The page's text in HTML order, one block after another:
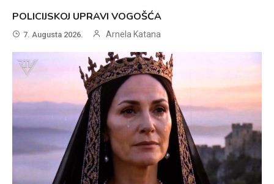
POLICIJSKOJ UPRAVI VOGOŠĆA
7. Augusta 2026. Arnela Katana